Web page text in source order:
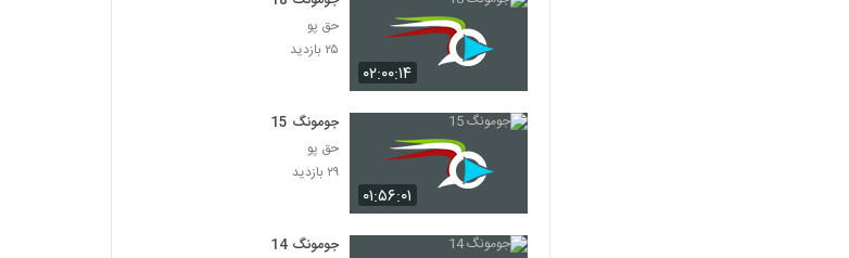
۰۲:۰۰:۱۴
حق پو
۲۵ بازدید
۰۱:۵۶:۰۱
جومونگ 15
حق پو
۲۹ بازدید
جومونگ 14